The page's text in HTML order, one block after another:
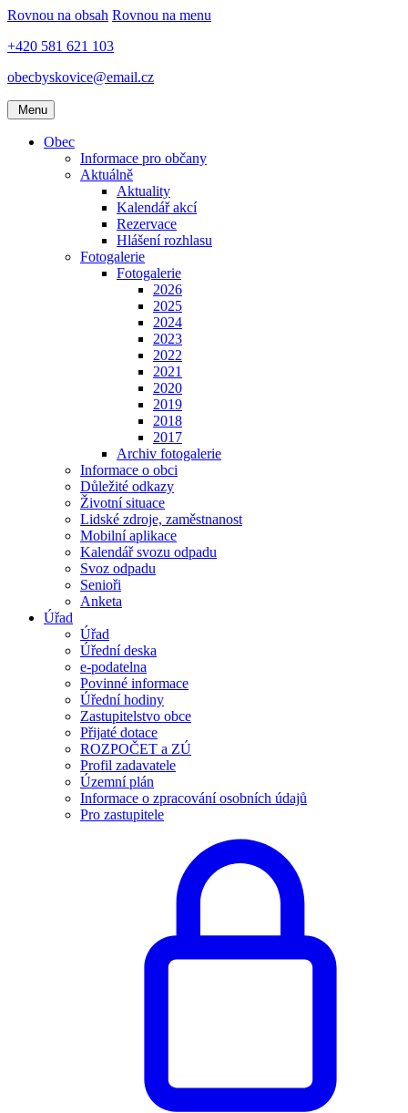
Rovnou na obsah Rovnou na menu
+420 581 621 103
obecbyskovice@email.cz
Menu
Obec
Informace pro občany
Aktuálně
Aktuality
Kalendář akcí
Rezervace
Hlášení rozhlasu
Fotogalerie
Fotogalerie
2026
2025
2024
2023
2022
2021
2020
2019
2018
2017
Archiv fotogalerie
Informace o obci
Důležité odkazy
Životní situace
Lidské zdroje, zaměstnanost
Mobilní aplikace
Kalendář svozu odpadu
Svoz odpadu
Senioři
Anketa
Úřad
Úřad
Úřední deska
e-podatelna
Povinné informace
Úřední hodiny
Zastupitelstvo obce
Přijaté dotace
ROZPOČET a ZÚ
Profil zadavatele
Územní plán
Informace o zpracování osobních údajů
Pro zastupitele